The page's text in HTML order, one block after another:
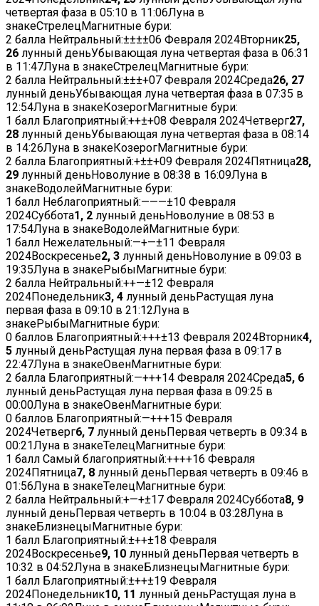
четвертая фаза в 05:10 в 11:06Луна в
знакеСтрелецМагнитные бури:
2 балла Нейтральный:±±±±06 Февраля 2024Вторник25,
26 лунный деньУбывающая луна четвертая фаза в 06:31
в 11:47Луна в знакеСтрелецМагнитные бури:
2 балла Нейтральный:±±±+07 Февраля 2024Среда26, 27
лунный деньУбывающая луна четвертая фаза в 07:35 в
12:54Луна в знакеКозерогМагнитные бури:
1 балл Благоприятный:++±+08 Февраля 2024Четверг27,
28 лунный деньУбывающая луна четвертая фаза в 08:14
в 14:26Луна в знакеКозерогМагнитные бури:
2 балла Благоприятный:+±±+09 Февраля 2024Пятница28,
29 лунный деньНоволуние в 08:38 в 16:09Луна в
знакеВодолейМагнитные бури:
1 балл Неблагоприятный:———±10 Февраля
2024Суббота1, 2 лунный деньНоволуние в 08:53 в
17:54Луна в знакеВодолейМагнитные бури:
1 балл Нежелательный:—+—±11 Февраля
2024Воскресенье2, 3 лунный деньНоволуние в 09:03 в
19:35Луна в знакеРыбыМагнитные бури:
2 балла Нейтральный:++—±12 Февраля
2024Понедельник3, 4 лунный деньРастущая луна
первая фаза в 09:10 в 21:12Луна в
знакеРыбыМагнитные бури:
0 баллов Благоприятный:+++±13 Февраля 2024Вторник4,
5 лунный деньРастущая луна первая фаза в 09:17 в
22:47Луна в знакеОвенМагнитные бури:
2 балла Благоприятный:—+++14 Февраля 2024Среда5, 6
лунный деньРастущая луна первая фаза в 09:25 в
00:00Луна в знакеОвенМагнитные бури:
0 баллов Благоприятный:—+++15 Февраля
2024Четверг6, 7 лунный деньПервая четверть в 09:34 в
00:21Луна в знакеТелецМагнитные бури:
1 балл Самый благоприятный:++++16 Февраля
2024Пятница7, 8 лунный деньПервая четверть в 09:46 в
01:56Луна в знакеТелецМагнитные бури:
2 балла Нейтральный:+—+±17 Февраля 2024Суббота8, 9
лунный деньПервая четверть в 10:04 в 03:28Луна в
знакеБлизнецыМагнитные бури:
1 балл Благоприятный:±++±18 Февраля
2024Воскресенье9, 10 лунный деньПервая четверть в
10:32 в 04:52Луна в знакеБлизнецыМагнитные бури:
1 балл Благоприятный:±++±19 Февраля
2024Понедельник10, 11 лунный деньРастущая луна в